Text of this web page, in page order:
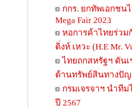
กกร. ยกทัพเอกชน
Mega Fair 2023
หอการค้าไทยร่วม
ดิ่งห์ เหวะ (H.E Mr.
ไทยถกสหรัฐฯ ดัน
ด้านทรัพย์สินทางปั
กรมเจรจาฯ นำทีม
ปี 2567